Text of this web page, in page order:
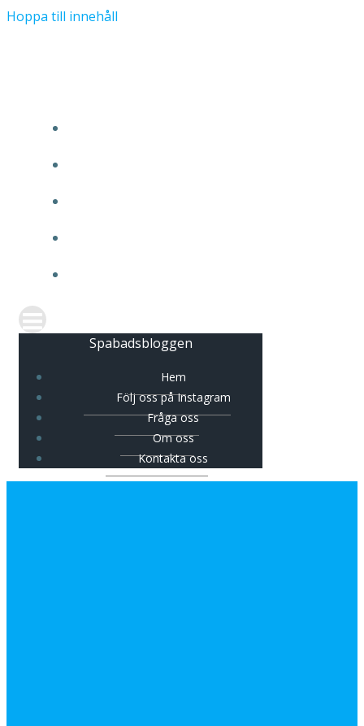
Hoppa till innehåll
Spabadsbloggen
Hem
Följ oss på Instagram
Fråga oss
Om oss
Kontakta oss